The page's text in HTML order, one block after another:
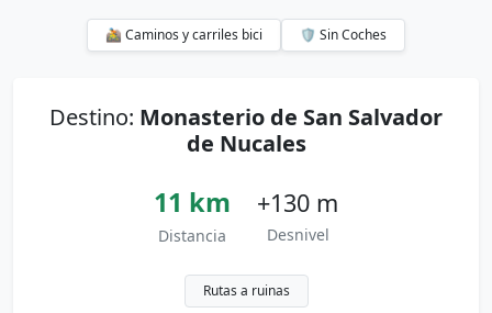
🚵 Caminos y carriles bici 🛡️ Sin Coches
Destino: Monasterio de San Salvador
de Nucales
11 km
Distancia
+130 m
Desnivel
Rutas a ruinas